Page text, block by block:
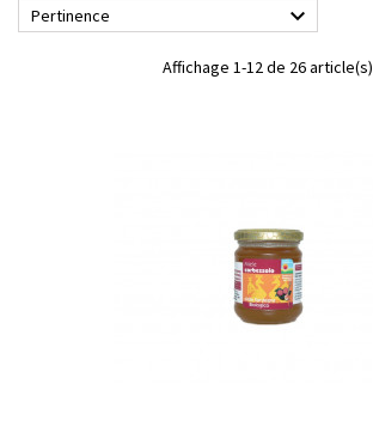
Pertinence 
Affichage 1-12 de 26 article(s)